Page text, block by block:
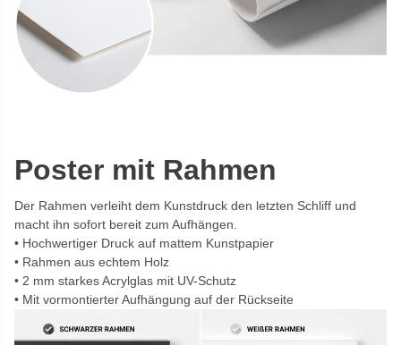
Poster mit Rahmen
Der Rahmen verleiht dem Kunstdruck den letzten Schliff und
macht ihn sofort bereit zum Aufhängen.
Hochwertiger Druck auf mattem Kunstpapier
Rahmen aus echtem Holz
2 mm starkes Acrylglas mit UV-Schutz
Mit vormontierter Aufhängung auf der Rückseite